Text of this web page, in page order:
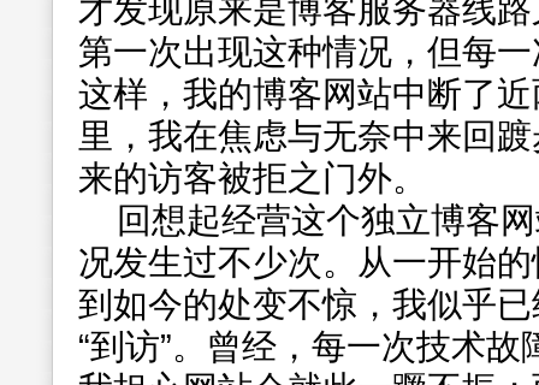
才发现原来是博客服务器线
第一次出现这种情况，但每
这样，我的博客网站中断了
里，我在焦虑与无奈中来回
来的访客被拒之门外。
回想起经营这个独立博客
况发生过不少次。从一开始
到如今的处变不惊，我似乎
“到访”。曾经，每一次技术